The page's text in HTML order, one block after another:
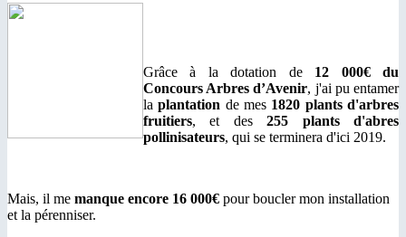
Grâce à la dotation de 12 000€ du
Concours Arbres d’Avenir, j'ai pu entamer
laplantation de mes 1820 plants d'arbres
fruitiers, et des255 plants d'abres
pollinisateurs, qui se terminera d'ici 2019.
Mais, il me manque encore 16 000€ pour boucler mon installation
et la pérenniser.